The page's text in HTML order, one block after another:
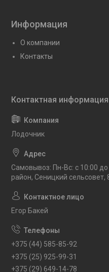
Информация
О компании
Контакты
Лодочник
Самовывоз: Пн-Вс: с 10:00
район, Сеницкий сельсовет,
Егор Бакей
+375 (44) 585-85-92
+375 (25) 925-99-31
+375 (29) 649-14-78